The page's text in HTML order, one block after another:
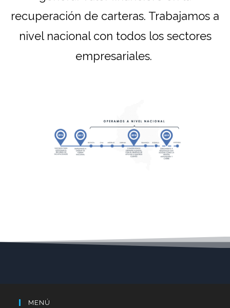
recuperación de carteras. Trabajamos a
nivel nacional con todos los sectores
empresariales.
MENÚ